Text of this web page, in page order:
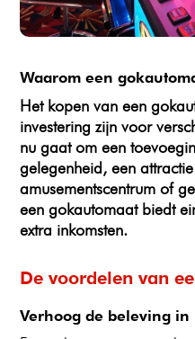
Waarom een
Het kopen van een
investering zijn voor
nu gaat om een
gelegenheid, een
amusementscentrum of
een gokautomaat biedt
extra inkomsten.
De voordelen van
Verhoog de beleving